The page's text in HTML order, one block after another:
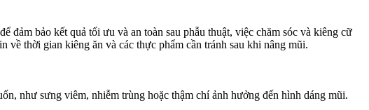
bảo kết quả tối ưu và an toàn sau phẫu thuật, việc chăm sóc và kiêng cữ
về thời gian kiêng ăn và các thực phẩm cần tránh sau khi nâng mũi.
như sưng viêm, nhiễm trùng hoặc thậm chí ảnh hưởng đến hình dáng mũi.